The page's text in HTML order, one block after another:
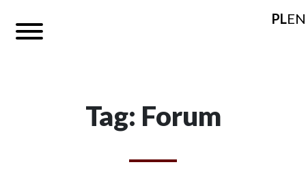
PLEN
Tag: Forum